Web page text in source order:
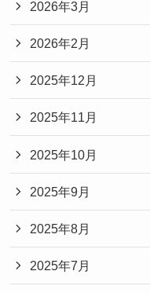
2026年3月
2026年2月
2025年12月
2025年11月
2025年10月
2025年9月
2025年8月
2025年7月